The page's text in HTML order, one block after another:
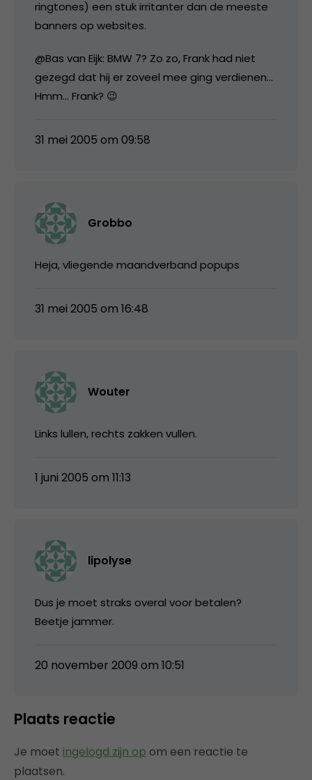
ringtones) een stuk irritanter dan de meeste
banners op websites.
@Bas van Eijk: BMW 7? Zo zo, Frank had niet
gezegd dat hij er zoveel mee ging verdienen…
Hmm… Frank? 😉
31 mei 2005 om 09:58
Grobbo
Heja, vliegende maandverband popups
31 mei 2005 om 16:48
Wouter
Links lullen, rechts zakken vullen.
1 juni 2005 om 11:13
lipolyse
Dus je moet straks overal voor betalen?
Beetje jammer.
20 november 2009 om 10:51
Plaats reactie
Je moet ingelogd zijn op om een reactie te
plaatsen.